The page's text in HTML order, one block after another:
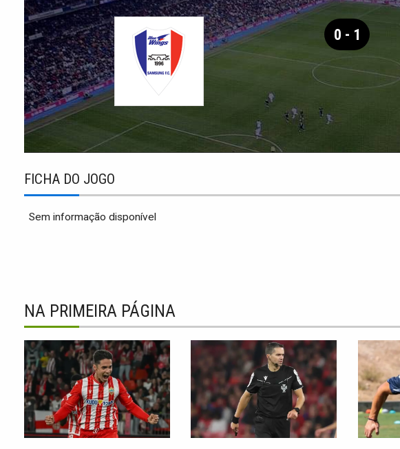
0 - 1
FICHA DO JOGO
Sem informação disponível
NA PRIMEIRA PÁGINA